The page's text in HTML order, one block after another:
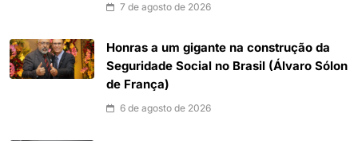
7 de agosto de 2026
Honras a um gigante na construção da
Seguridade Social no Brasil (Álvaro Sólon
de França)
6 de agosto de 2026